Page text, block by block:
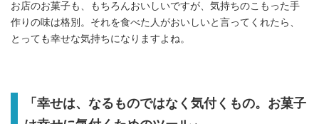
お店のお菓子も、もちろんおいしいですが、気持ちのこもった手
作りの味は格別。それを食べた人がおいしいと言ってくれたら、
とっても幸せな気持ちになりますよね。
「幸せは、なるものではなく気付くもの。お菓子